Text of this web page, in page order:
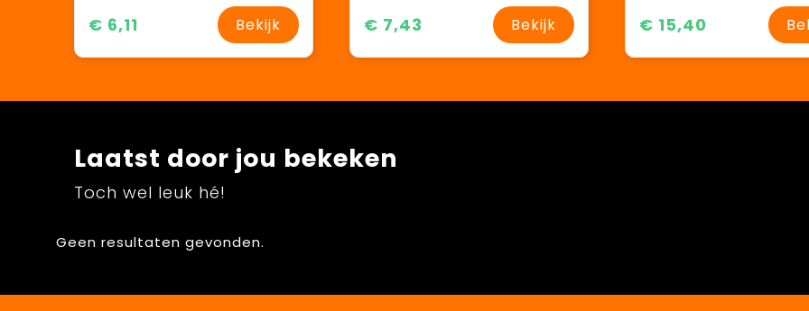
€ 6,11 Bekijk € 7,43 Bekijk € 15,40
Laatst door jou bekeken
Toch wel leuk hé!
Geen resultaten gevonden.